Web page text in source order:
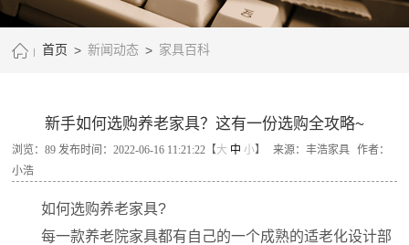
首页 > 新闻动态 > 家具百科
新手如何选购养老家具？这有一份选购全攻略~
浏览：89 发布时间：2022-06-16 11:21:22【大 中 小】 来源：丰浩家具
作者：
小浩
如何选购养老家具?
每一款养老院家具都有自己的一个成熟的适老化设计部